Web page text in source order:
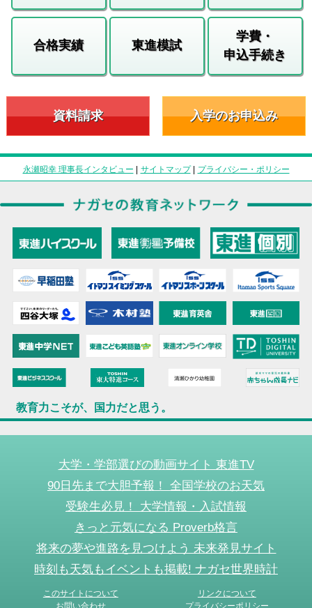
合格実績 東進模試
学費・
申込手続き
資料請求 入学のお申込み
永瀬昭幸 理事長インタビュー | サイトマップ| プライバシー・ポリシー
教育力こそが、国力だと思う。
大学・学部選びの動画サイト 東進TV
90日先まで大胆予報！ 全国学校のお天気
受験生必見！ 大学情報・入試情報
きっと元気になる Proverb格言
将来の夢や進路を見つけよう 未来発見サイト
時刻も天気もイベントも掲載! ナガセ世界時計
このサイトについて
リンクについて
お問い合わせ
プライバシーポリシー